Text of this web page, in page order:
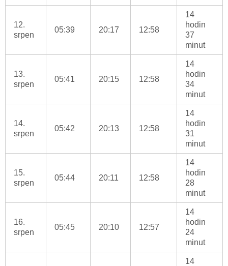
12.
srpen
05:39 20:17 12:58
14
hodin
37
minut
13.
srpen
05:41 20:15 12:58
14
hodin
34
minut
14.
srpen
05:42 20:13 12:58
14
hodin
31
minut
15.
srpen
05:44 20:11 12:58
14
hodin
28
minut
16.
srpen
05:45 20:10 12:57
14
hodin
24
minut
14